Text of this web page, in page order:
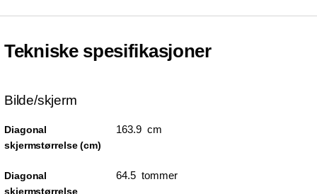
Tekniske spesifikasjoner
Bilde/skjerm
Diagonal
skjermstørrelse (cm)
163.9 cm
Diagonal
skjermstørrelse
64.5 tommer